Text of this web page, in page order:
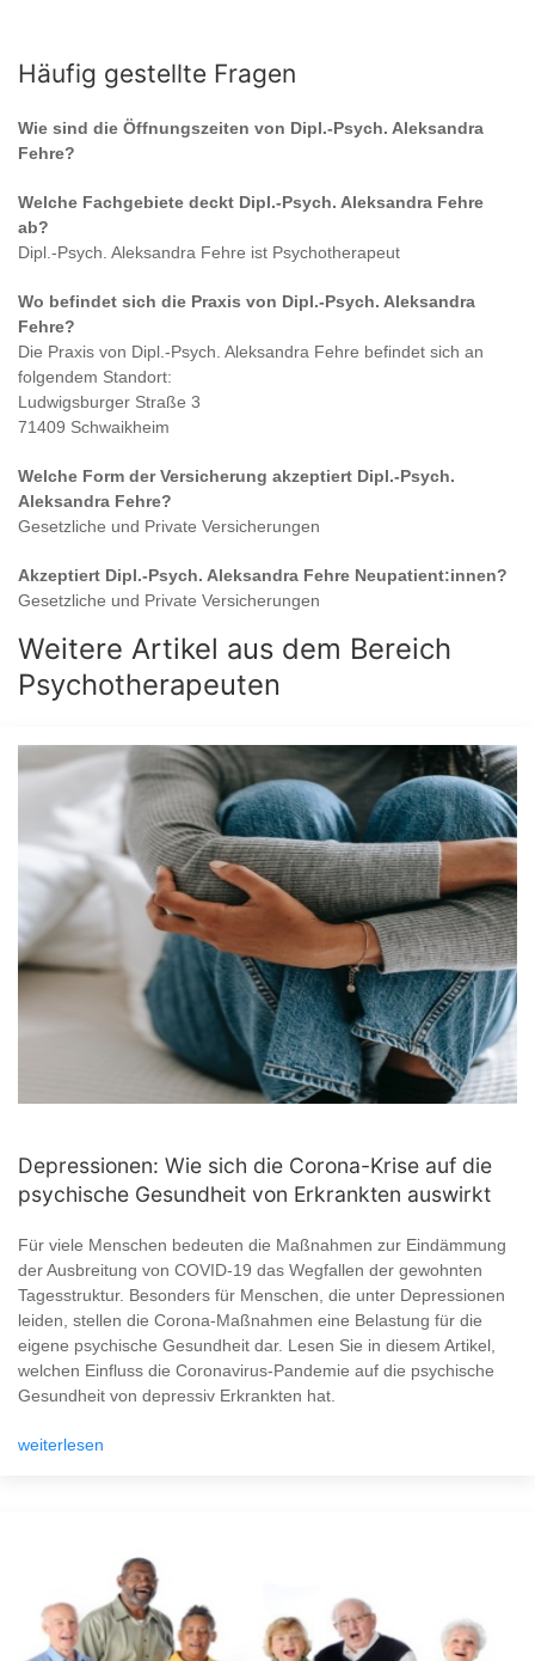
Häufig gestellte Fragen
Wie sind die Öffnungszeiten von Dipl.-Psych. Aleksandra
Fehre?
Welche Fachgebiete deckt Dipl.-Psych. Aleksandra Fehre
ab?
Dipl.-Psych. Aleksandra Fehre ist Psychotherapeut
Wo befindet sich die Praxis von Dipl.-Psych. Aleksandra
Fehre?
Die Praxis von Dipl.-Psych. Aleksandra Fehre befindet sich an
folgendem Standort:
Ludwigsburger Straße 3
71409 Schwaikheim
Welche Form der Versicherung akzeptiert Dipl.-Psych.
Aleksandra Fehre?
Gesetzliche und Private Versicherungen
Akzeptiert Dipl.-Psych. Aleksandra Fehre Neupatient:innen?
Gesetzliche und Private Versicherungen
Weitere Artikel aus dem Bereich
Psychotherapeuten
Depressionen: Wie sich die Corona-Krise auf die
psychische Gesundheit von Erkrankten auswirkt
Für viele Menschen bedeuten die Maßnahmen zur Eindämmung
der Ausbreitung von COVID-19 das Wegfallen der gewohnten
Tagesstruktur. Besonders für Menschen, die unter Depressionen
leiden, stellen die Corona-Maßnahmen eine Belastung für die
eigene psychische Gesundheit dar. Lesen Sie in diesem Artikel,
welchen Einfluss die Coronavirus-Pandemie auf die psychische
Gesundheit von depressiv Erkrankten hat.
weiterlesen